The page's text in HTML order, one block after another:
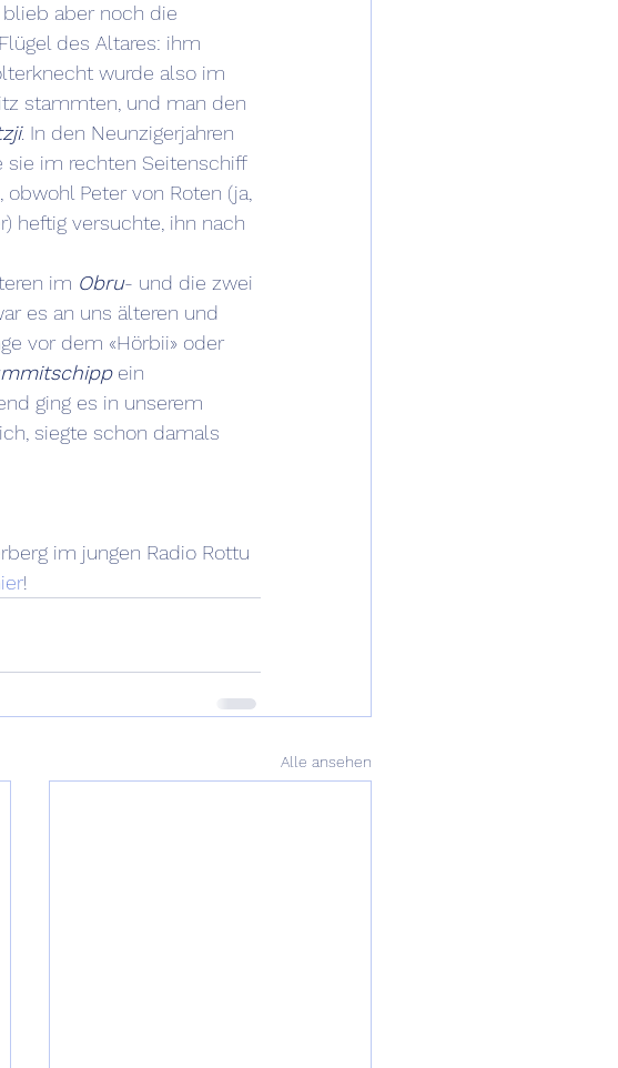
blieb aber noch die
des Altares: ihm
wurde also im
stammten, und man den
. In den Neunzigerjahren
sie im rechten Seitenschiff
Peter von Roten (ja,
heftig versuchte, ihn nach
im Obru- und die zwei
es an uns älteren und
vor dem «Hörbii» oder
ein
ging es in unserem
siegte schon damals
im jungen Radio Rottu
!
Alle ansehen